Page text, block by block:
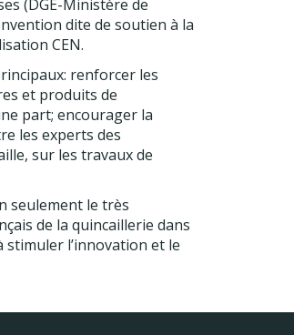
(DGE-Ministère de
dite de soutien à la
CEN.
renforcer les
et produits de
part; encourager la
les experts des
sur les travaux de
seulement le très
de la quincaillerie dans
l’innovation et le